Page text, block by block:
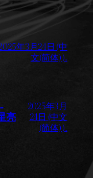
年3月24日 (中
文(简体) ).
亮
2025年3月
24日 (中文
(简体) ).